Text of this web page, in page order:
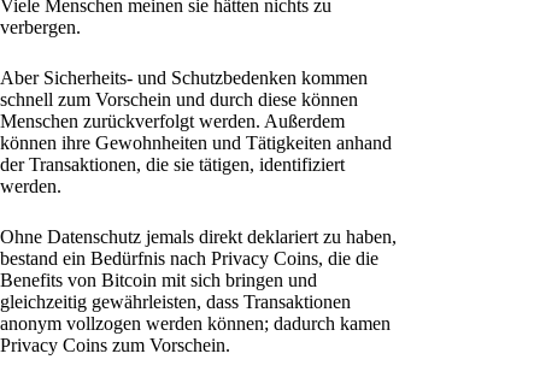
Viele Menschen meinen sie hätten nichts zu
verbergen.
Aber Sicherheits- und Schutzbedenken kommen
schnell zum Vorschein und durch diese können
Menschen zurückverfolgt werden. Außerdem
können ihre Gewohnheiten und Tätigkeiten anhand
der Transaktionen, die sie tätigen, identifiziert
werden.
Ohne Datenschutz jemals direkt deklariert zu haben,
bestand ein Bedürfnis nach Privacy Coins, die die
Benefits von Bitcoin mit sich bringen und
gleichzeitig gewährleisten, dass Transaktionen
anonym vollzogen werden können; dadurch kamen
Privacy Coins zum Vorschein.